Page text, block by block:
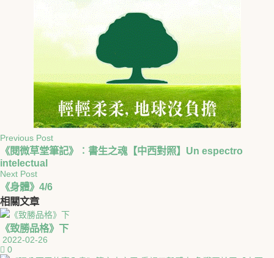
Previous Post
《閱微草堂筆記》︰書生之魂【中西對照】Un espectro
intelectual
Next Post
《身體》4/6
相關文章
《致勝品格》下
2022-02-26
0